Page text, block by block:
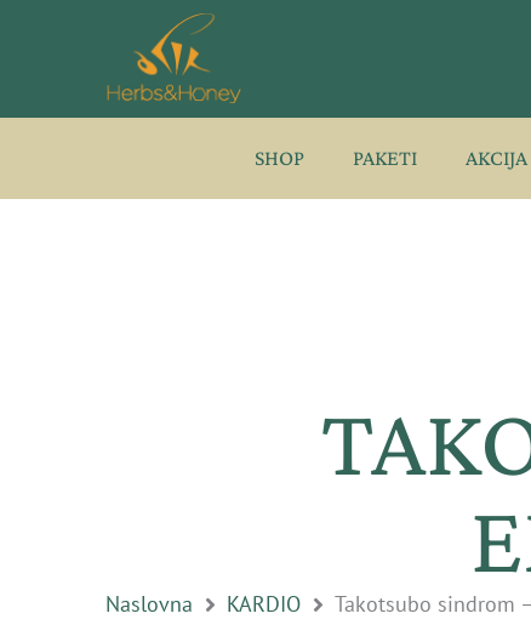
SHOP PAKETI AKCIJA
Naslovna KARDIO Takotsubo sindrom